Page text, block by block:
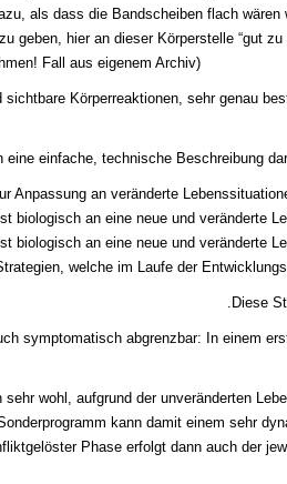
als dass die Bandscheiben flach
hier an dieser Körperstelle “gut
Fall aus eigenem Archiv).
Körperreaktionen, sehr genau
einfache, technische Beschreibung
an veränderte
biologisch an eine neue und veränderte
biologisch an eine neue und veränderte
welche im Laufe der
Diese
symptomatisch abgrenzbar: In einem
wohl, aufgrund der unveränderten
kann damit einem sehr
Phase erfolgt dann auch der